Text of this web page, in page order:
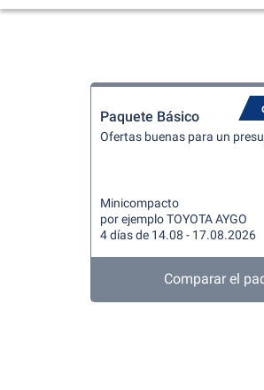
Paquete Básico
Ofertas buenas para un
Minicompacto
por ejemplo TOYOTA AYGO
4 días de 14.08 - 17.08.2026
Comparar el